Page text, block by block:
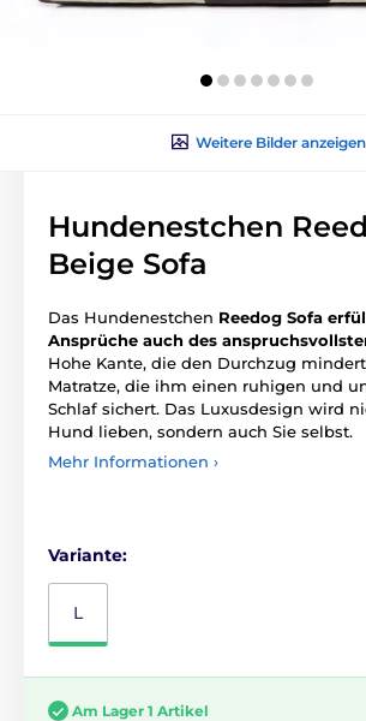
Weitere Bilder anzeigen
Hundenestchen
Beige Sofa
Das Hundenestchen Reedog Sofa
Ansprüche auch des
Hohe Kante, die den Durchzug
Matratze, die ihm einen ruhigen und
Schlaf sichert. Das Luxusdesign wird
Hund lieben, sondern auch Sie selbst.
Mehr Informationen ›
Variante:
L
Am Lager 1 Artikel